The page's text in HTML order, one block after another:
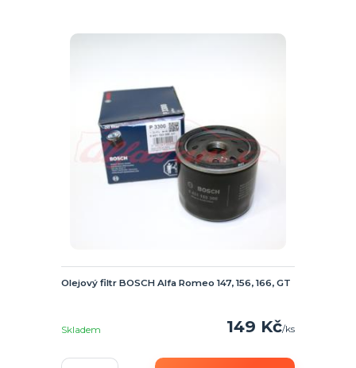
Olejový filtr BOSCH Alfa Romeo 147, 156, 166, GT
149 Kč/ks
Skladem